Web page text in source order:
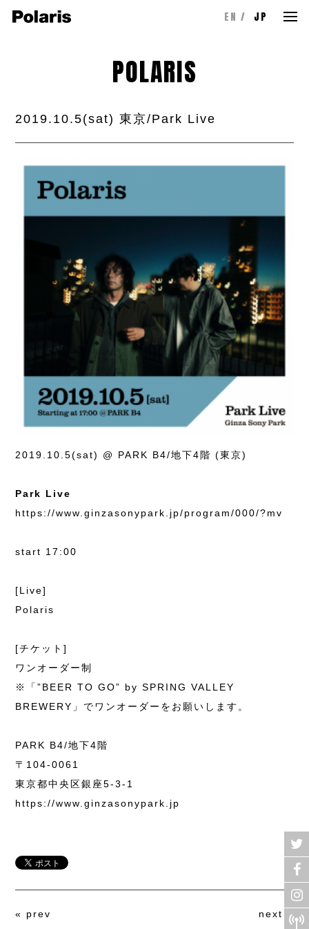
EN JP
POLARIS
2019.10.5(sat) 東京/Park Live
2019.10.5(sat) @ PARK B4/地下4階 (東京)
Park Live
https://www.ginzasonypark.jp/program/000/?mv
start 17:00
[Live]
Polaris
[チケット]
ワンオーダー制
※「”BEER TO GO” by SPRING VALLEY
BREWERY」でワンオーダーをお願いします。
PARK B4/地下4階
〒104-0061
東京都中央区銀座5-3-1
https://www.ginzasonypark.jp
« prev next »